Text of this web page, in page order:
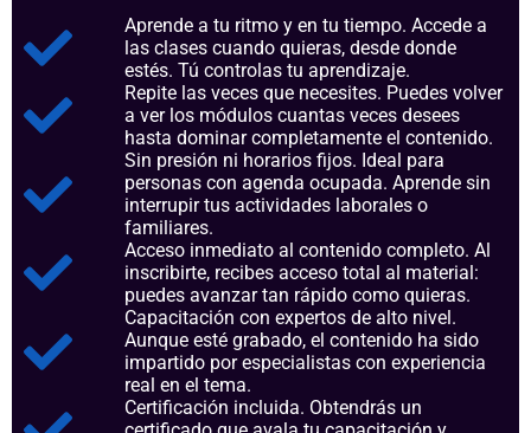
Aprende a tu ritmo y en tu tiempo. Accede a
las clases cuando quieras, desde donde
estés. Tú controlas tu aprendizaje.
Repite las veces que necesites. Puedes volver
a ver los módulos cuantas veces desees
hasta dominar completamente el contenido.
Sin presión ni horarios fijos. Ideal para
personas con agenda ocupada. Aprende sin
interrupir tus actividades laborales o
familiares.
Acceso inmediato al contenido completo. Al
inscribirte, recibes acceso total al material:
puedes avanzar tan rápido como quieras.
Capacitación con expertos de alto nivel.
Aunque esté grabado, el contenido ha sido
impartido por especialistas con experiencia
real en el tema.
Certificación incluida. Obtendrás un